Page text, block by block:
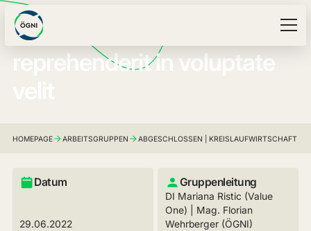
Duis aute irure dolor in
reprehenderit in voluptate
HOMEPAGE ARBEITSGRUPPEN ABGESCHLOSSEN | KREISLAUFWIRTSCHAFT
Datum
29.06.2022
Gruppenleitung
DI Mariana Ristic (Value
One) | Mag. Florian
Wehrberger (ÖGNI)